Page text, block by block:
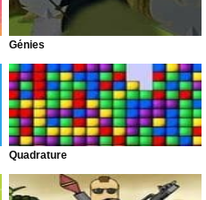
Génies
Quadrature